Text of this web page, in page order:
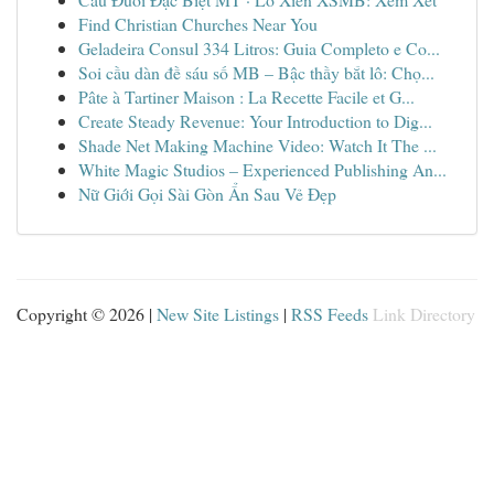
Find Christian Churches Near You
Geladeira Consul 334 Litros: Guia Completo e Co...
Soi cầu dàn đề sáu số MB – Bậc thầy bắt lô: Chọ...
Pâte à Tartiner Maison : La Recette Facile et G...
Create Steady Revenue: Your Introduction to Dig...
Shade Net Making Machine Video: Watch It The ...
White Magic Studios – Experienced Publishing An...
Nữ Giới Gọi Sài Gòn Ẩn Sau Vẻ Đẹp
Copyright © 2026 | New Site Listings | RSS Feeds Link Directory